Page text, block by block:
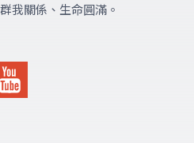
我關係、生命圓滿。